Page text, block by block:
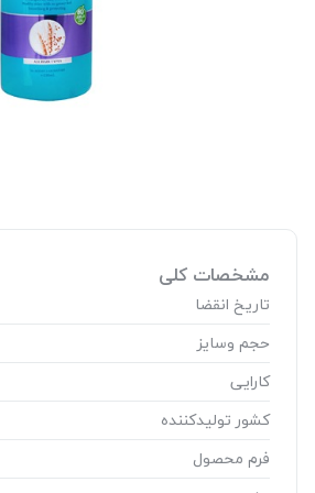
مشخصات کلی
تاریخ انقضا
حجم وسایز
کارایی
کشور تولید‎کننده
فرم محصول